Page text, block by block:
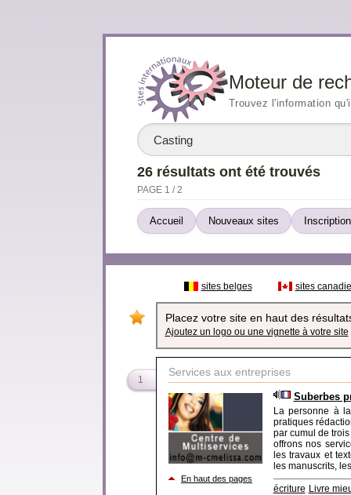
Moteur de
Trouvez l'information
26 résultats ont été trouvés
PAGE 1 / 2
Accueil Nouveaux sites
sites belges sites
Placez votre site en haut des
Ajoutez un logo ou une vignette à votre site
1
Services aux entreprises
En haut des pages
Suberbes
La personne à
pratiques
par cumul de
offrons nos
les travaux et
les manuscrits,
écriture Livre